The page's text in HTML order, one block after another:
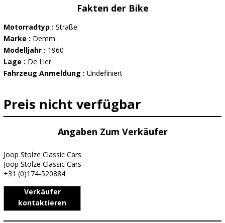
Fakten der Bike
Motorradtyp : Straße
Marke : Demm
Modelljahr : 1960
Lage : De Lier
Fahrzeug Anmeldung : Undefiniert
Preis nicht verfügbar
Angaben Zum Verkäufer
Joop Stolze Classic Cars
Joop Stolze Classic Cars
+31 (0)174-520884
Verkäufer
kontaktieren